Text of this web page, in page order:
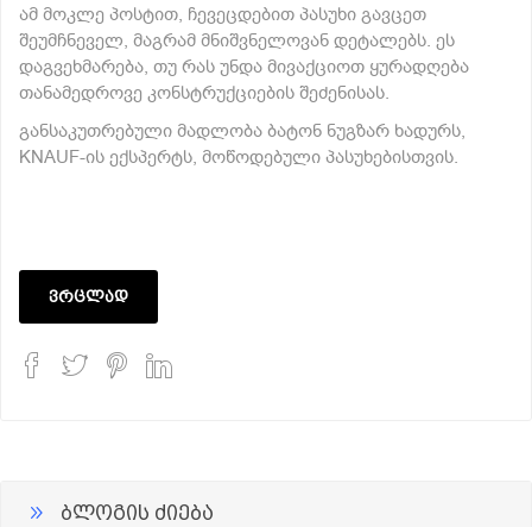
ამ მოკლე პოსტით, ჩევეცდებით პასუხი გავცეთ
შეუმჩნეველ, მაგრამ მნიშვნელოვან დეტალებს. ეს
დაგვეხმარება, თუ რას უნდა მივაქციოთ ყურადღება
თანამედროვე კონსტრუქციების შეძენისას.
განსაკუთრებული მადლობა ბატონ ნუგზარ ხადურს,
KNAUF-ის ექსპერტს, მოწოდებული პასუხებისთვის.
ვრცლად
ბლოგის ძიება